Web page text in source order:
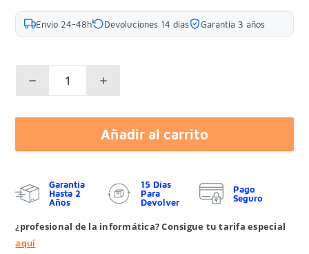
Envío 24-48h Devoluciones 14 días Garantía 3 años
Añadir al carrito
Garantía
Hasta 2
Años
15 Días
Para
Devolver
Pago
Seguro
¿profesional de la informática? Consigue tu tarifa especial
aquí